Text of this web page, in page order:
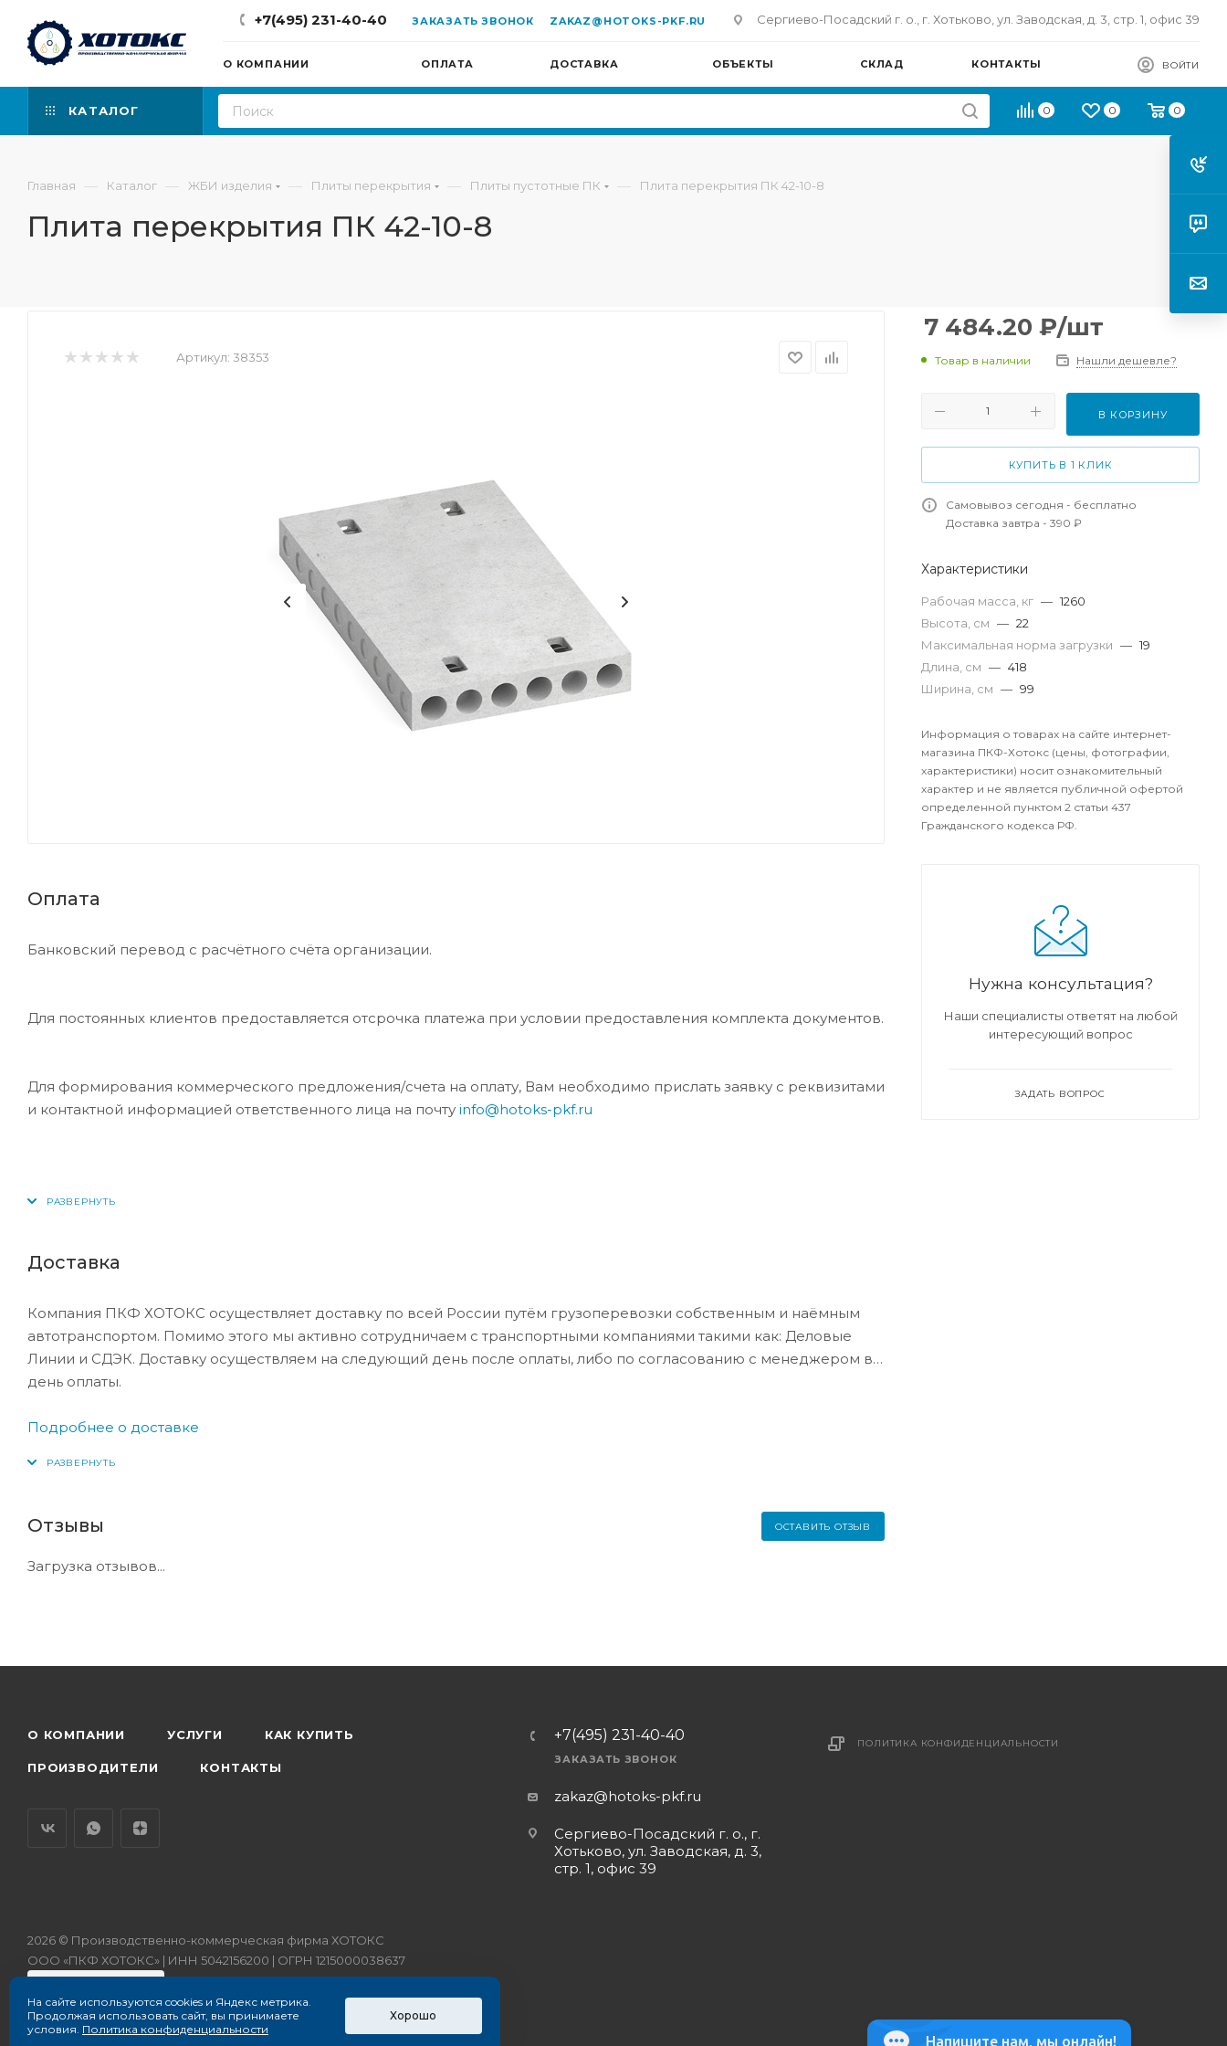
+7(495) 231-40-40 ЗАКАЗАТЬ ЗВОНОК ZAKAZ@HOTOKS-PKF.RU Сергиево-Посадский г. о., г. Хотьково, ул. Заводская, д. 3, стр. 1, офис 39
О КОМПАНИИ ОПЛАТА ДОСТАВКА ОБЪЕКТЫ СКЛАД КОНТАКТЫ ВОЙТИ
КАТАЛОГ 0 0 0
Главная — Каталог — ЖБИ изделия — Плиты перекрытия — Плиты пустотные ПК — Плита перекрытия ПК 42-10-8
Плита перекрытия ПК 42-10-8
Артикул: 38353
Оплата
Банковский перевод с расчётного счёта организации.
Для постоянных клиентов предоставляется отсрочка платежа при условии предоставления комплекта документов.
Для формирования коммерческого предложения/счета на оплату, Вам необходимо прислать заявку с реквизитами
и контактной информацией ответственного лица на почту info@hotoks-pkf.ru
Доставка
Компания ПКФ ХОТОКС осуществляет доставку по всей России путём грузоперевозки собственным и наёмным
автотранспортом. Помимо этого мы активно сотрудничаем с транспортными компаниями такими как: Деловые
Линии и СДЭК. Доставку осуществляем на следующий день после оплаты, либо по согласованию с менеджером в
день оплаты.
Подробнее о доставке
Отзывы ОСТАВИТЬ ОТЗЫВ
Загрузка отзывов...
7 484.20 ₽/шт
Товар в наличии Нашли дешевле?
В КОРЗИНУ
КУПИТЬ В 1 КЛИК
Самовывоз сегодня - бесплатно
Доставка завтра - 390 ₽
Характеристики
Рабочая масса, кг — 1260
Высота, см — 22
Максимальная норма загрузки — 19
Длина, см — 418
Ширина, см — 99
Информация о товарах на сайте интернет-
магазина ПКФ-Хотокс (цены, фотографии,
характеристики) носит ознакомительный
характер и не является публичной офертой
определенной пунктом 2 статьи 437
Гражданского кодекса РФ.
Нужна консультация?
Наши специалисты ответят на любой
интересующий вопрос
ЗАДАТЬ ВОПРОС
О КОМПАНИИ УСЛУГИ КАК КУПИТЬ
ПРОИЗВОДИТЕЛИ КОНТАКТЫ
+7(495) 231-40-40
ЗАКАЗАТЬ ЗВОНОК
zakaz@hotoks-pkf.ru
Сергиево-Посадский г. о., г.
Хотьково, ул. Заводская, д. 3,
стр. 1, офис 39
ПОЛИТИКА КОНФИДЕНЦИАЛЬНОСТИ
2026 © Производственно-коммерческая фирма ХОТОКС
ООО «ПКФ ХОТОКС» | ИНН 5042156200 | ОГРН 1215000038637
На сайте используются cookies и Яндекс метрика.
Продолжая использовать сайт, вы принимаете
условия. Политика конфиденциальности
Хорошо
Напишите нам, мы онлайн!